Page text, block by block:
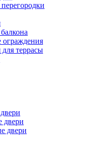
ограждения
террасы
двери
двери